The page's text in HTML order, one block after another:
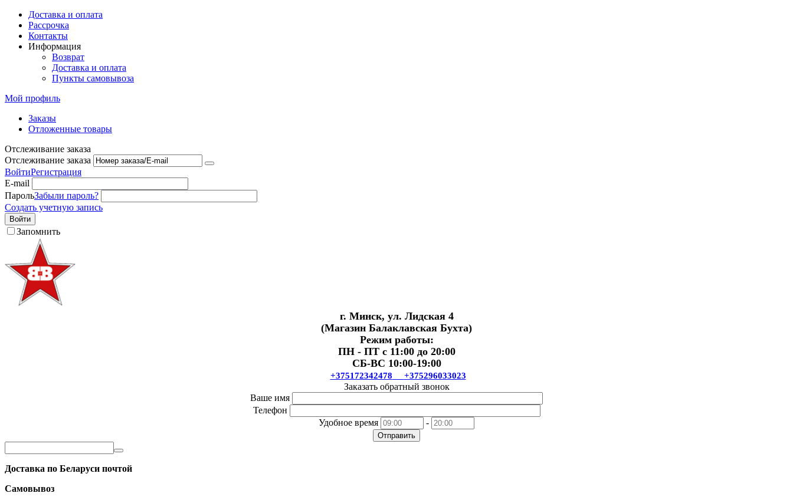
Доставка и оплата
Рассрочка
Контакты
Информация
Возврат
Доставка и оплата
Пункты самовывоза
Мой профиль
Заказы
Отложенные товары
Отслеживание заказа
Отслеживание заказа
ВойтиРегистрация
E-mail
ПарольЗабыли пароль?
Создать учетную запись
Войти
Запомнить
г. Минск, ул. Лидская 4
(Магазин Балаклавская Бухта)
Режим работы:
ПН - ПТ с 11:00 до 20:00
СБ-ВС 10:00-19:00
+375172342478 +375296033023
Заказать обратный звонок
Ваше имя
Телефон
Удобное время
-
Отправить
Доставка по Беларуси почтой
Самовывоз